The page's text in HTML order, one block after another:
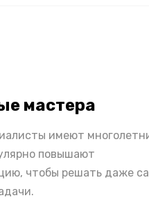
мастера
имеют
повышают
чтобы решать даже